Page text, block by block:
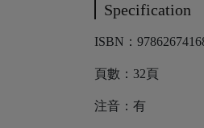
Specification
ISBN：
頁數：32頁
注音：有